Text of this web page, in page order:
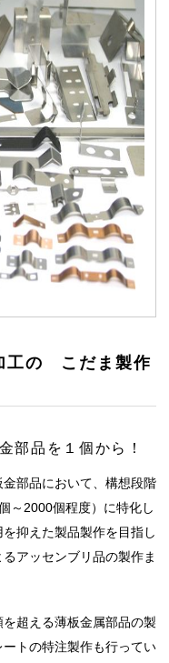
工の こだま製作
部品を１個から！
金部品において、構想段階
～2000個程度）に特化し
抑えた製品製作を目指し
アッセンブリ品の製作ま
超える薄板金属部品の製
トの特注製作も行ってい